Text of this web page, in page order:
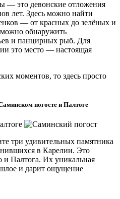
— это девонские отложения
лет. Здесь можно найти
— от красных до зелёных и
обнаружить
и панцирных рыб. Для
это место — настоящая
моментов, то здесь просто
погосте и Палтоге
три удивительных памятника
в Карелии. Это
и Палтога. Их уникальная
и дарит ощущение